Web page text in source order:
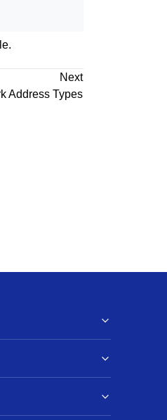
Next
Address Types